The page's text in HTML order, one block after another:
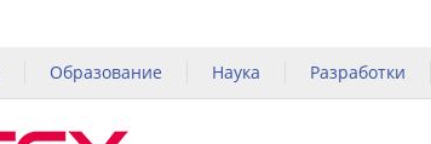
Образование Наука Разработки